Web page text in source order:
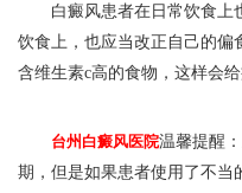
白癜风患者在日常饮食上
饮食上，也应当改正自己的偏
含维生素c高的食物，这样会
台州白癜风医院温馨提醒
期，但是如果患者使用了不当